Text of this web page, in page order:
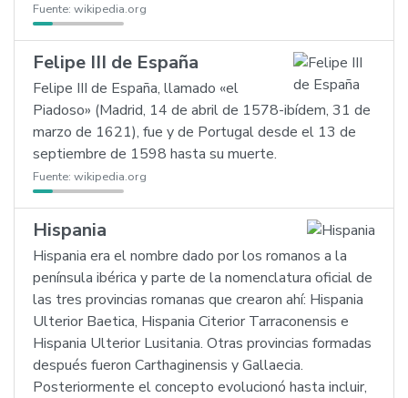
Fuente: wikipedia.org
Felipe III de España
Felipe III de España, llamado «el
Piadoso» (Madrid, 14 de abril de 1578-ibídem, 31 de
marzo de 1621), fue y de Portugal desde el 13 de
septiembre de 1598 hasta su muerte.
Fuente: wikipedia.org
Hispania
Hispania era el nombre dado por los romanos a la
península ibérica y parte de la nomenclatura oficial de
las tres provincias romanas que crearon ahí: Hispania
Ulterior Baetica, Hispania Citerior Tarraconensis e
Hispania Ulterior Lusitania. Otras provincias formadas
después fueron Carthaginensis y Gallaecia.
Posteriormente el concepto evolucionó hasta incluir,